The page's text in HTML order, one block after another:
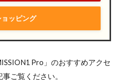
ッピング
Pro」のおすすめアクセ
ご覧ください。